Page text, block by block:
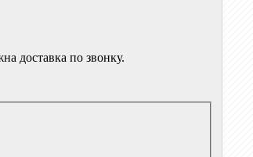
доставка по звонку.